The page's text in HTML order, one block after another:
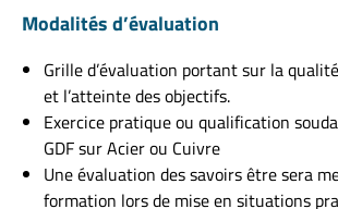
Modalités d’évaluation
Grille d’évaluation portant sur la
et l’atteinte des objectifs.
Exercice pratique ou qualification
GDF sur Acier ou Cuivre
Une évaluation des savoirs être sera
formation lors de mise en situations